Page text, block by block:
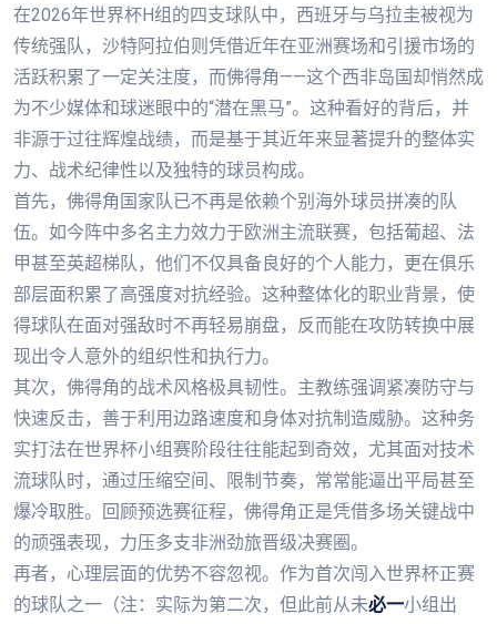
在2026年世界杯H组的四支球队中，西班牙与乌拉圭被视为
传统强队，沙特阿拉伯则凭借近年在亚洲赛场和引援市场的
活跃积累了一定关注度，而佛得角——这个西非岛国却悄然成
为不少媒体和球迷眼中的“潜在黑马”。这种看好的背后，并
非源于过往辉煌战绩，而是基于其近年来显著提升的整体实
力、战术纪律性以及独特的球员构成。
首先，佛得角国家队已不再是依赖个别海外球员拼凑的队
伍。如今阵中多名主力效力于欧洲主流联赛，包括葡超、法
甲甚至英超梯队，他们不仅具备良好的个人能力，更在俱乐
部层面积累了高强度对抗经验。这种整体化的职业背景，使
得球队在面对强敌时不再轻易崩盘，反而能在攻防转换中展
现出令人意外的组织性和执行力。
其次，佛得角的战术风格极具韧性。主教练强调紧凑防守与
快速反击，善于利用边路速度和身体对抗制造威胁。这种务
实打法在世界杯小组赛阶段往往能起到奇效，尤其面对技术
流球队时，通过压缩空间、限制节奏，常常能逼出平局甚至
爆冷取胜。回顾预选赛征程，佛得角正是凭借多场关键战中
的顽强表现，力压多支非洲劲旅晋级决赛圈。
再者，心理层面的优势不容忽视。作为首次闯入世界杯正赛
的球队之一（注：实际为第二次，但此前从未必一小组出